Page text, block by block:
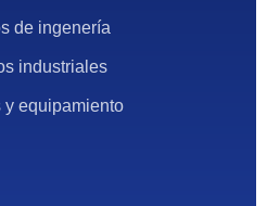
de ingenería
industriales
y equipamiento